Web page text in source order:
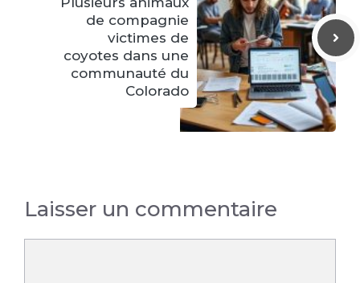
de compagnie
victimes de
coyotes dans une
communauté du
Colorado
Laisser un commentaire